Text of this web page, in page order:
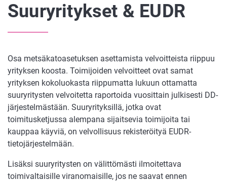
Suuryritykset & EUDR
Osa metsäkatoasetuksen asettamista velvoitteista riippuu
yrityksen koosta. Toimijoiden velvoitteet ovat samat
yrityksen kokoluokasta riippumatta lukuun ottamatta
suuryritysten velvoitetta raportoida vuosittain julkisesti DD-
järjestelmästään. Suuryrityksillä, jotka ovat
toimitusketjussa alempana sijaitsevia toimijoita tai
kauppaa käyviä, on velvollisuus rekisteröityä EUDR-
tietojärjestelmään.
Lisäksi suuryritysten on välittömästi ilmoitettava
toimivaltaisille viranomaisille, jos ne saavat ennen